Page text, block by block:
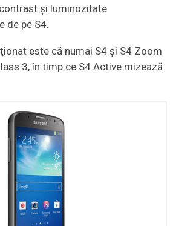
şi luminozitate
de pe S4.
este că numai S4 şi S4 Zoom
3, în timp ce S4 Active mizează